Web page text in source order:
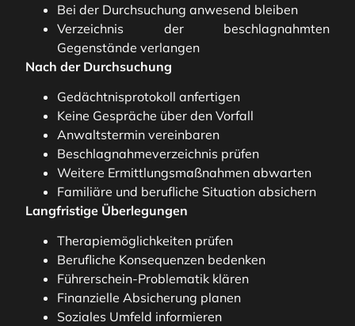
Bei der Durchsuchung anwesend bleiben
Verzeichnis der beschlagnahmten
Gegenstände verlangen
Nach der Durchsuchung
Gedächtnisprotokoll anfertigen
Keine Gespräche über den Vorfall
Anwaltstermin vereinbaren
Beschlagnahmeverzeichnis prüfen
Weitere Ermittlungsmaßnahmen abwarten
Familiäre und berufliche Situation absichern
Langfristige Überlegungen
Therapiemöglichkeiten prüfen
Berufliche Konsequenzen bedenken
Führerschein-Problematik klären
Finanzielle Absicherung planen
Soziales Umfeld informieren